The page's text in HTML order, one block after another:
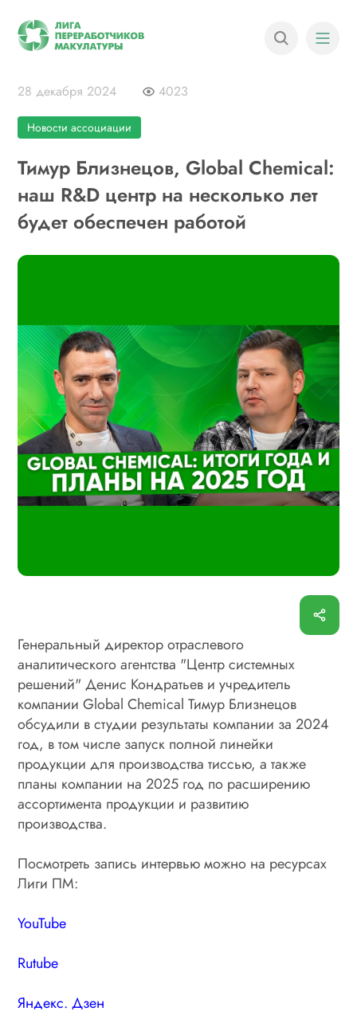
28 декабря 2024 4023
Новости ассоциации
Тимур Близнецов, Global Chemical:
наш R&D центр на несколько лет
будет обеспечен работой
Генеральный директор отраслевого
аналитического агентства "Центр системных
решений" Денис Кондратьев и учредитель
компании Global Chemical Тимур Близнецов
обсудили в студии результаты компании за 2024
год, в том числе запуск полной линейки
продукции для производства тиссью, а также
планы компании на 2025 год по расширению
ассортимента продукции и развитию
производства.
Посмотреть запись интервью можно на ресурсах
Лиги ПМ:
YouTube
Rutube
Яндекс. Дзен